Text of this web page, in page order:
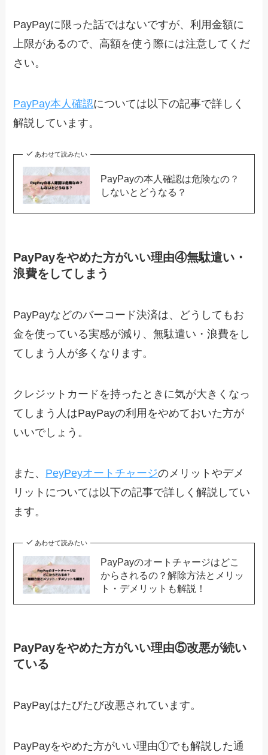
PayPayに限った話ではないですが、利用金額に
上限があるので、高額を使う際には注意してくだ
さい。
PayPay本人確認については以下の記事で詳しく
解説しています。
あわせて読みたい
PayPayの本人確認は危険なの？
しないとどうなる？
PayPayをやめた方がいい理由④無駄遣い・
浪費をしてしまう
PayPayなどのバーコード決済は、どうしてもお
金を使っている実感が減り、無駄遣い・浪費をし
てしまう人が多くなります。
クレジットカードを持ったときに気が大きくなっ
てしまう人はPayPayの利用をやめておいた方が
いいでしょう。
また、 PeyPeyオートチャージのメリットやデメ
リットについては以下の記事で詳しく解説してい
ます。
あわせて読みたい
PayPayのオートチャージはどこ
からされるの？解除方法とメリッ
ト・デメリットも解説！
PayPayをやめた方がいい理由⑤改悪が続い
ている
PayPayはたびたび改悪されています。
PayPayをやめた方がいい理由①でも解説した通